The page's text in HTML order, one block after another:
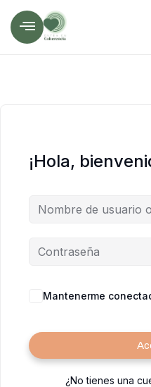
¡Hola,
Mantenerme
¿No tienes una